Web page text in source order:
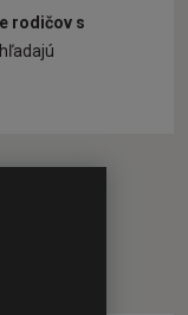
rodičov s